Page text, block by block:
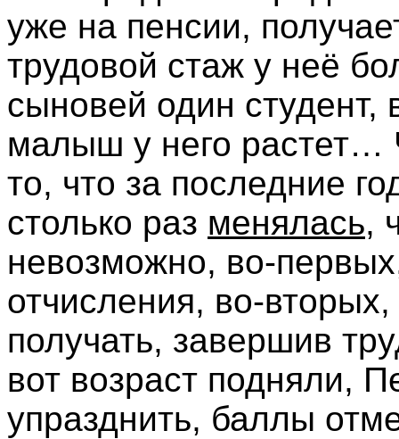
уже на пенсии,
трудовой стаж у неё
сыновей один студент,
малыш у него растет…
то, что за последние
столько раз менялась,
невозможно, во-
отчисления, во-
получать, завершив
вот возраст подняли,
упразднить, баллы